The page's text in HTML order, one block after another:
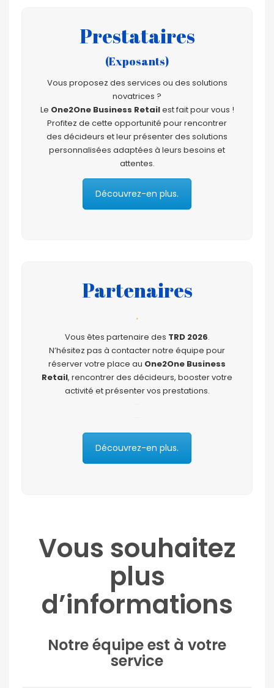
Prestataires
(Exposants)
Vous proposez des services ou des solutions
novatrices ?
Le One2One Business Retailest fait pour vous !
Profitez de cette opportunité pour rencontrer
des décideurs et leur présenter des solutions
personnalisées adaptées à leurs besoins et
attentes.
Découvrez-en plus.
Partenaires
.
Vous êtes partenaire des TRD 2026.
N’hésitez pas à contacter notre équipe pour
réserver votre place au One2One Business
Retail, rencontrer des décideurs, booster votre
activité et présenter vos prestations.
Découvrez-en plus.
Vous souhaitez
plus
d’informations
Notre équipe est à votre
service